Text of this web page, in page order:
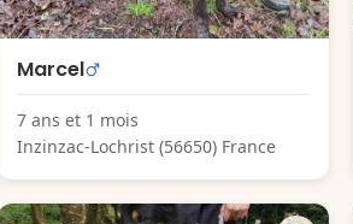
Marcel
7 ans et 1 mois
Inzinzac-Lochrist (56650) France